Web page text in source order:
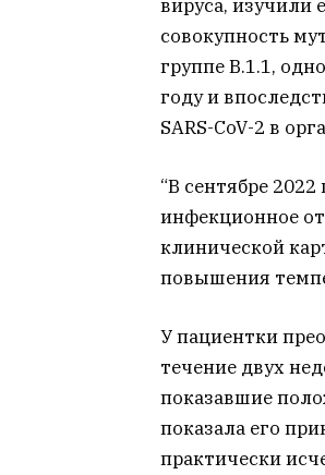
вируса, изучили
совокупность
группе В.1.1,
году и
SARS-CoV-2 в
“В сентябре
инфекционное
клинической
повышения
У пациентки
течение двух
показавшие
показала его
практически